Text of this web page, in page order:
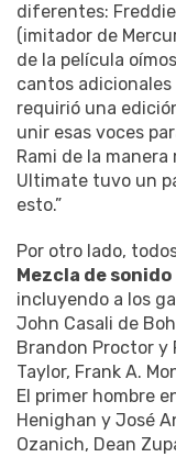
diferentes: Freddie
(imitador de
de la película
cantos
requirió una
unir esas voces
Rami de la manera
Ultimate tuvo un
esto.”
Por otro lado,
Mezcla de sonido
incluyendo a los
John Casali de
Brandon Proctor y
Taylor, Frank A.
El primer hombre
Henighan y José
Ozanich, Dean